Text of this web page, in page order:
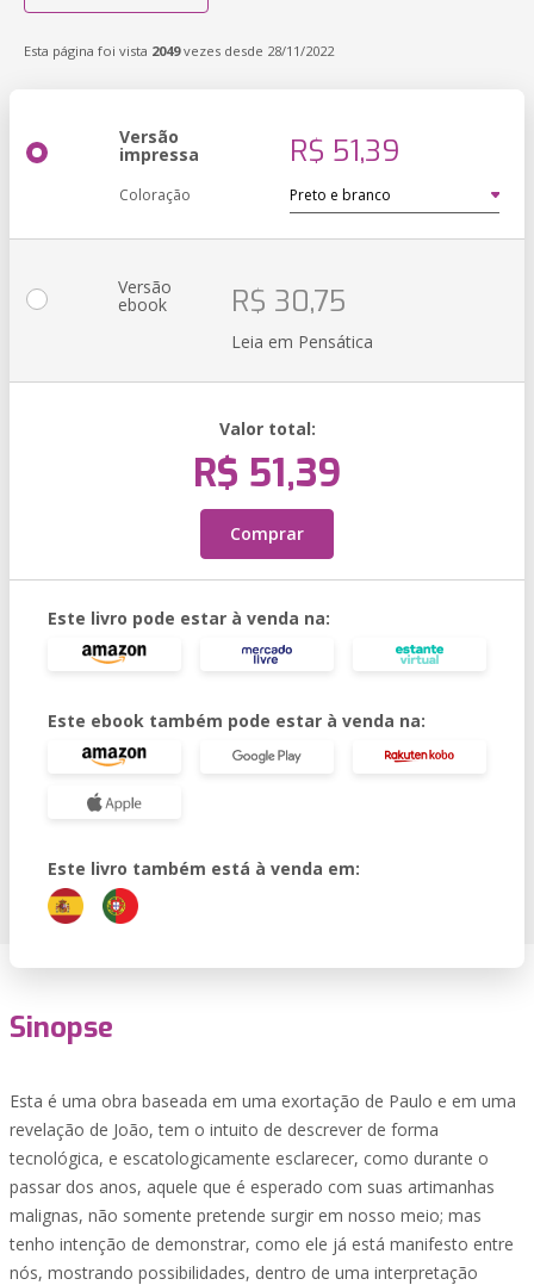
Esta página foi vista 2049vezes desde 28/11/2022
Versão
impressa R$ 51,39
Coloração
Versão
ebook R$ 30,75
Leia em Pensática
Valor total:
R$ 51,39
Comprar
Este livro pode estar à venda na:
Este ebook também pode estar à venda na:
Este livro também está à venda em:
Sinopse
Esta é uma obra baseada em uma exortação de Paulo e em uma
revelação de João, tem o intuito de descrever de forma
tecnológica, e escatologicamente esclarecer, como durante o
passar dos anos, aquele que é esperado com suas artimanhas
malignas, não somente pretende surgir em nosso meio; mas
tenho intenção de demonstrar, como ele já está manifesto entre
nós, mostrando possibilidades, dentro de uma interpretação